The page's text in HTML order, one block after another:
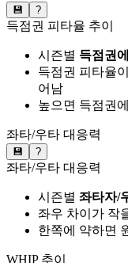
💾 ?
득점권 피타율 추이
시즌별 득점권
득점권 피타율
어남
높으면 득점권
좌타/우타 대응력
💾 ?
좌타/우타 대응력
시즌별 좌타자/
좌우 차이가 작
한쪽에 약하면
WHIP 추이